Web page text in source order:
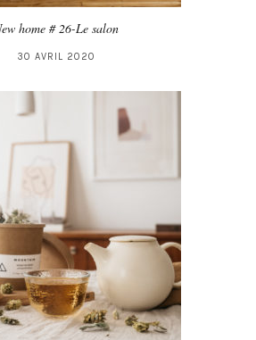
home # 26-Le salon
30 AVRIL 2020